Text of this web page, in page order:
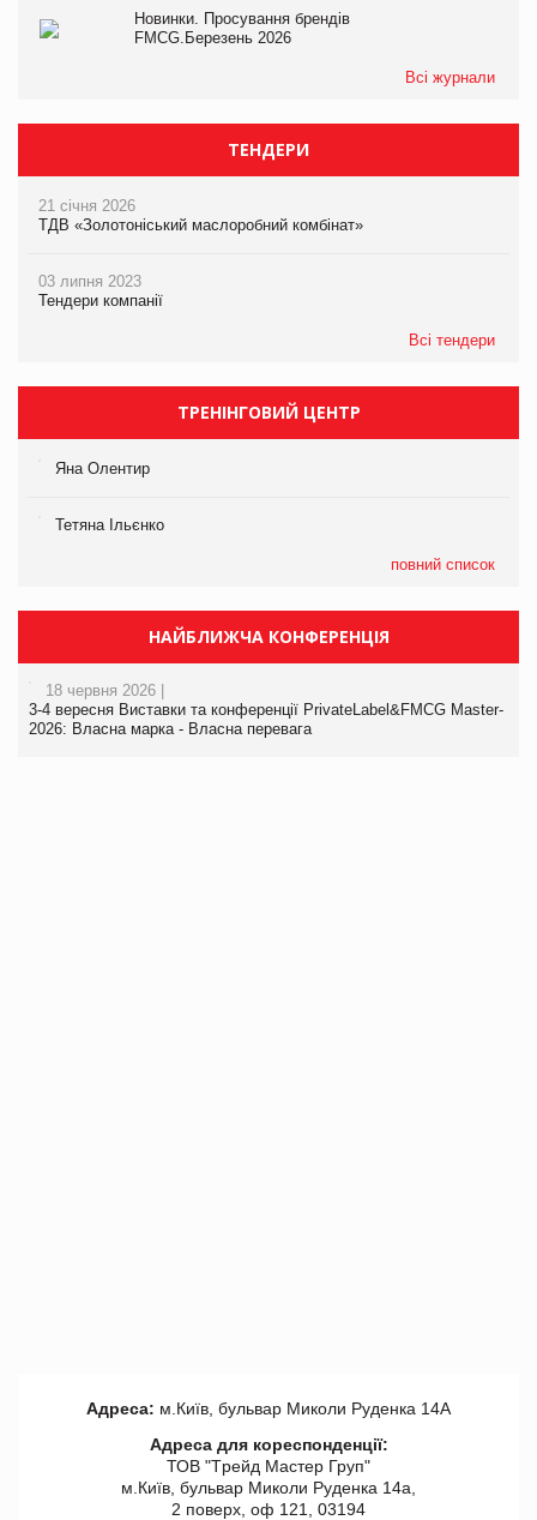
Новинки. Просування брендів
FMCG.Березень 2026
Всі журнали
ТЕНДЕРИ
21 січня 2026
ТДВ «Золотоніський маслоробний комбінат»
03 липня 2023
Тендери компанії
Всі тендери
ТРЕНІНГОВИЙ ЦЕНТР
Яна Олентир
Тетяна Ільєнко
повний список
НАЙБЛИЖЧА КОНФЕРЕНЦІЯ
18 червня 2026 |
3-4 вересня Виставки та конференції PrivateLabel&FMCG Master-
2026: Власна марка - Власна перевага
Адреса: м.Київ, бульвар Миколи Руденка 14А
Адреса для кореспонденції:
ТОВ "Tрейд Мастер Груп"
м.Київ, бульвар Миколи Руденка 14а,
2 поверх, оф 121, 03194